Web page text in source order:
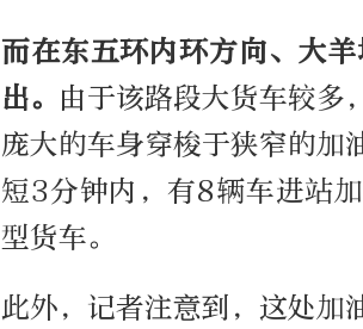
而在东五环内环方向、大
出。
由于该路段大货车较多
庞大的车身穿梭于狭窄的
短3分钟内，有8辆车进站加
型货车。
此外，记者注意到，这处加